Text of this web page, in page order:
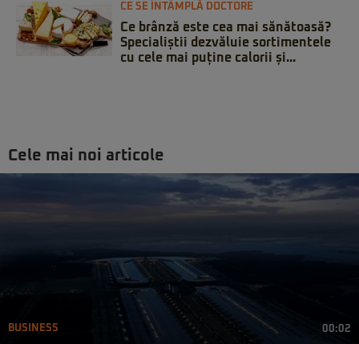
CE SE ÎNTÂMPLĂ DOCTORE
Ce brânză este cea mai sănătoasă?
Specialiștii dezvăluie sortimentele
cu cele mai puține calorii și...
Cele mai noi articole
BUSINESS 00:02